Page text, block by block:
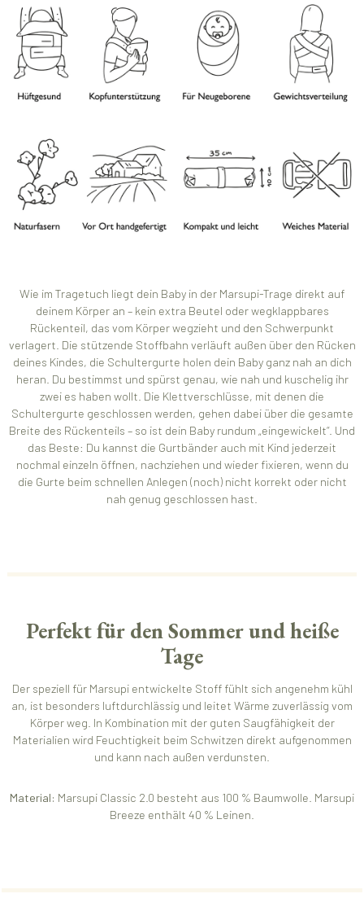
Wie im Tragetuch liegt dein Baby in der Marsupi-Trage direkt auf
deinem Körper an – kein extra Beutel oder wegklappbares
Rückenteil, das vom Körper wegzieht und den Schwerpunkt
verlagert. Die stützende Stoffbahn verläuft außen über den Rücken
deines Kindes, die Schultergurte holen dein Baby ganz nah an dich
heran. Du bestimmst und spürst genau, wie nah und kuschelig ihr
zwei es haben wollt. Die Klettverschlüsse, mit denen die
Schultergurte geschlossen werden, gehen dabei über die gesamte
Breite des Rückenteils – so ist dein Baby rundum „eingewickelt“. Und
das Beste: Du kannst die Gurtbänder auch mit Kind jederzeit
nochmal einzeln öffnen, nachziehen und wieder fixieren, wenn du
die Gurte beim schnellen Anlegen (noch) nicht korrekt oder nicht
nah genug geschlossen hast.
Perfekt für den Sommer und heiße
Tage
Der speziell für Marsupi entwickelte Stoff fühlt sich angenehm kühl
an, ist besonders luftdurchlässig und leitet Wärme zuverlässig vom
Körper weg. In Kombination mit der guten Saugfähigkeit der
Materialien wird Feuchtigkeit beim Schwitzen direkt aufgenommen
und kann nach außen verdunsten.
Material: Marsupi Classic 2.0 besteht aus 100 % Baumwolle. Marsupi
Breeze enthält 40 % Leinen.